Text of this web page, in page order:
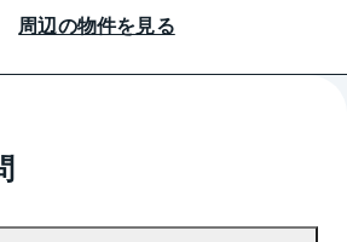
周辺の物件を見る